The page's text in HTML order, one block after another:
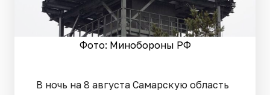
Фото: Минобороны РФ
В ночь на 8 августа Самарскую область